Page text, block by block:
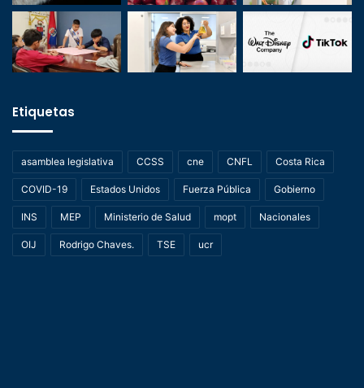
Etiquetas
asamblea legislativa CCSS cne CNFL Costa Rica
COVID-19 Estados Unidos Fuerza Pública Gobierno
INS MEP Ministerio de Salud mopt Nacionales
OIJ Rodrigo Chaves. TSE ucr